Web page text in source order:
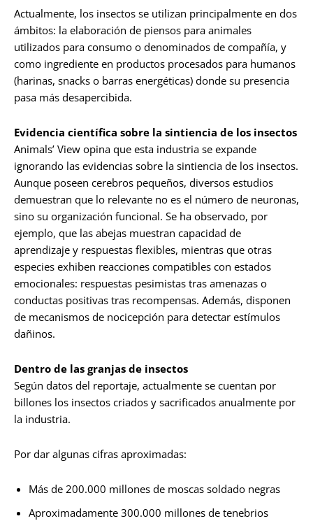
Actualmente, los insectos se utilizan principalmente en dos
ámbitos: la elaboración de piensos para animales
utilizados para consumo o denominados de compañía, y
como ingrediente en productos procesados para humanos
(harinas, snacks o barras energéticas) donde su presencia
pasa más desapercibida.
Evidencia científica sobre la sintiencia de los insectos
Animals’ View opina que esta industria se expande
ignorando las evidencias sobre la sintiencia de los insectos.
Aunque poseen cerebros pequeños, diversos estudios
demuestran que lo relevante no es el número de neuronas,
sino su organización funcional. Se ha observado, por
ejemplo, que las abejas muestran capacidad de
aprendizaje y respuestas flexibles, mientras que otras
especies exhiben reacciones compatibles con estados
emocionales: respuestas pesimistas tras amenazas o
conductas positivas tras recompensas. Además, disponen
de mecanismos de nocicepción para detectar estímulos
dañinos.
Dentro de las granjas de insectos
Según datos del reportaje, actualmente se cuentan por
billones los insectos criados y sacrificados anualmente por
la industria.
Por dar algunas cifras aproximadas:
Más de 200.000 millones de moscas soldado negras
Aproximadamente 300.000 millones de tenebrios